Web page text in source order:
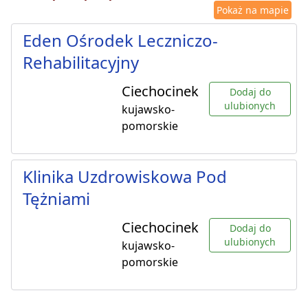
Pokaż na mapie
Eden Ośrodek Leczniczo-
Rehabilitacyjny
Ciechocinek
kujawsko-
pomorskie
Dodaj do
ulubionych
Klinika Uzdrowiskowa Pod
Tężniami
Ciechocinek
kujawsko-
pomorskie
Dodaj do
ulubionych